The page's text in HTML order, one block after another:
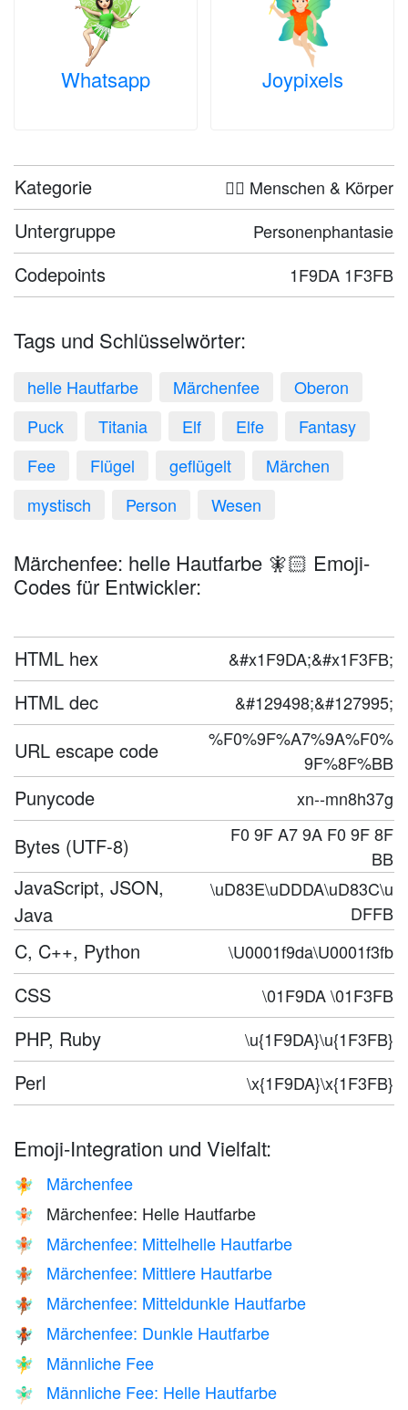
Whatsapp Joypixels
Kategorie 🤦‍♀️ Menschen & Körper
Untergruppe Personenphantasie
Codepoints 1F9DA 1F3FB
Tags und Schlüsselwörter:
helle Hautfarbe Märchenfee
Oberon
Puck
Titania Elf Elfe
Fantasy
Fee
Flügel geflügelt
Märchen
mystisch
Person Wesen
Märchenfee: helle Hautfarbe 🧚🏻 Emoji-
Codes für Entwickler:
HTML hex &#x1F9DA;&#x1F3FB;
HTML dec &#129498;&#127995;
URL escape code
%F0%9F%A7%9A%F0%
9F%8F%BB
Punycode xn--mn8h37g
Bytes (UTF-8)
F0 9F A7 9A F0 9F 8F
BB
JavaScript, JSON,
Java
\uD83E\uDDDA\uD83C\u
DFFB
C, C++, Python \U0001f9da\U0001f3fb
CSS \01F9DA \01F3FB
PHP, Ruby \u{1F9DA}\u{1F3FB}
Perl \x{1F9DA}\x{1F3FB}
Emoji-Integration und Vielfalt:
🧚 Märchenfee
🧚🏻 Märchenfee: Helle Hautfarbe
🧚🏼 Märchenfee: Mittelhelle Hautfarbe
🧚🏽 Märchenfee: Mittlere Hautfarbe
🧚🏾 Märchenfee: Mitteldunkle Hautfarbe
🧚🏿 Märchenfee: Dunkle Hautfarbe
🧚‍♂️ Männliche Fee
🧚🏻‍♂️ Männliche Fee: Helle Hautfarbe